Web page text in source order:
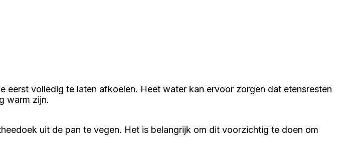
volledig te laten afkoelen. Heet water kan ervoor zorgen dat etensresten
warm zijn.
uit de pan te vegen. Het is belangrijk om dit voorzichtig te doen om